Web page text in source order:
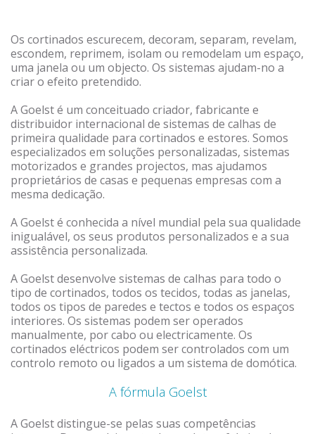
Os cortinados escurecem, decoram, separam, revelam,
escondem, reprimem, isolam ou remodelam um espaço,
uma janela ou um objecto. Os sistemas ajudam-no a
criar o efeito pretendido.
A Goelst é um conceituado criador, fabricante e
distribuidor internacional de sistemas de calhas de
primeira qualidade para cortinados e estores. Somos
especializados em soluções personalizadas, sistemas
motorizados e grandes projectos, mas ajudamos
proprietários de casas e pequenas empresas com a
mesma dedicação.
A Goelst é conhecida a nível mundial pela sua qualidade
inigualável, os seus produtos personalizados e a sua
assistência personalizada.
A Goelst desenvolve sistemas de calhas para todo o
tipo de cortinados, todos os tecidos, todas as janelas,
todos os tipos de paredes e tectos e todos os espaços
interiores. Os sistemas podem ser operados
manualmente, por cabo ou electricamente. Os
cortinados eléctricos podem ser controlados com um
controlo remoto ou ligados a um sistema de domótica.
A fórmula Goelst
A Goelst distingue-se pelas suas competências